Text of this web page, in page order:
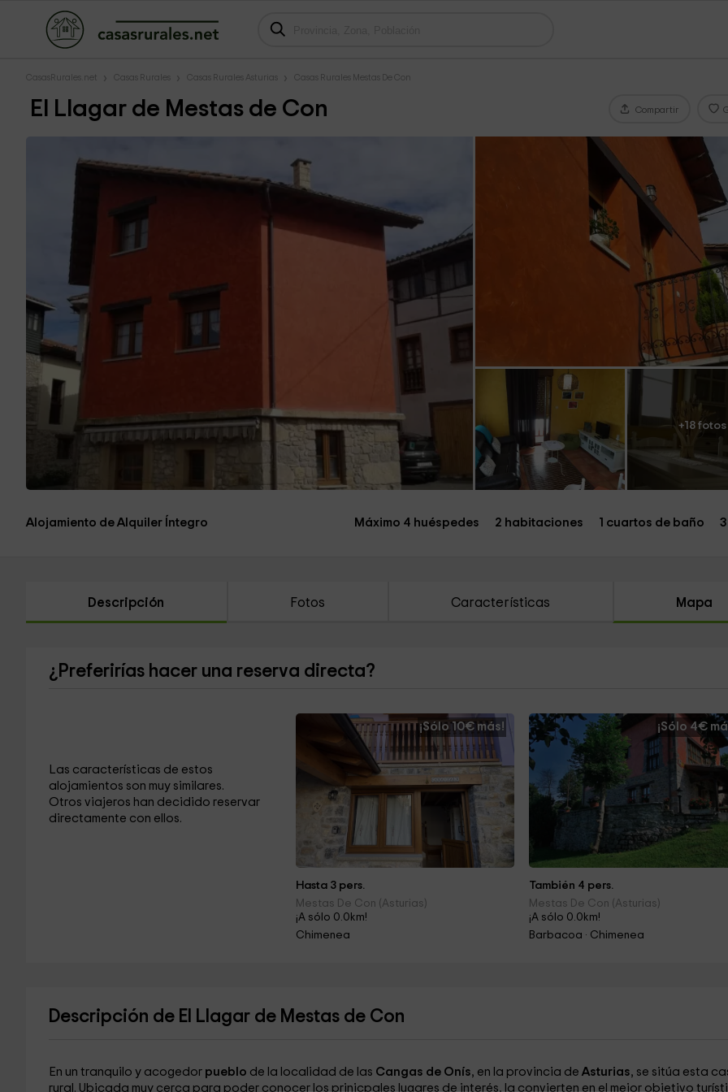
CasasRurales.net Casas Rurales Casas Rurales Asturias Casas Rurales Mestas De Con
El Llagar de Mestas de Con Compartir
+18 fotos
Alojamiento de Alquiler Íntegro Máximo 4 huéspedes 2 habitaciones 1 cuartos de baño
Descripción Fotos Características Mapa
¿Preferirías hacer una reserva directa?
Las características de estos
alojamientos son muy similares.
Otros viajeros han decidido reservar
directamente con ellos.
¡Sólo 10€ más!
Hasta 3 pers.
Mestas De Con (Asturias)
¡A sólo 0.0km!
Chimenea
¡Sólo 4€
También 4 pers.
Mestas De Con (Asturias)
¡A sólo 0.0km!
Barbacoa · Chimenea
Descripción de El Llagar de Mestas de Con
En un tranquilo y acogedor pueblo de la localidad de las Cangas de Onís, en la provincia de Asturias, se sitúa esta
rural. Ubicada muy cerca para poder conocer los prinicpales lugares de interés, la convierten en el mejor objetivo